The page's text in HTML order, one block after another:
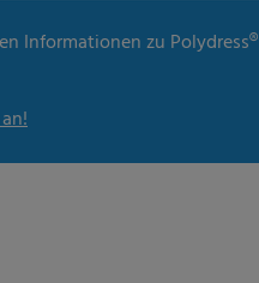
Informationen zu Polydress®